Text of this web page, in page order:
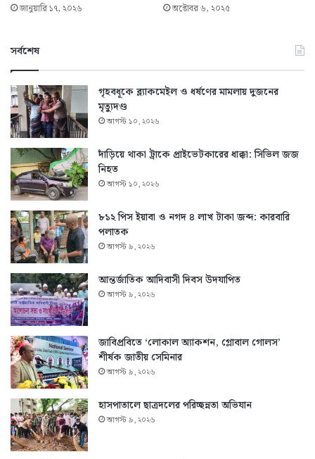
জানুয়ারি ১৭, ২০২৬ অক্টোবর ৬, ২০২৫
সর্বশেষ
গৃহবধূকে ব্ল্যাকমেইল ও ধর্ষণের মামলায় দুজনের
মৃত্যুদণ্ড
আগস্ট ১০, ২০২৬
দাঁড়িয়ে থাকা ট্রাকে প্রাইভেটকারের ধাক্কা: সিভিল জজ
নিহত
আগস্ট ১০, ২০২৬
৮১২ পিস ইয়াবা ও নগদ ৪ লাখ টাকা জব্দ: কারবারি
পলাতক
আগস্ট ৯, ২০২৬
আন্তর্জাতিক আদিবাসী দিবস উদযাপিত
আগস্ট ৯, ২০২৬
জাবিপ্রবিতে ‘লোকাল অ্যাকশন, গ্লোবাল গোলস’
শীর্ষক জাতীয় সেমিনার
আগস্ট ৯, ২০২৬
হাসপাতালে ছাত্রদলের পরিচ্ছন্নতা অভিযান
আগস্ট ৯, ২০২৬